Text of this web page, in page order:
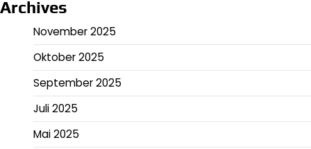
Archives
November 2025
Oktober 2025
September 2025
Juli 2025
Mai 2025